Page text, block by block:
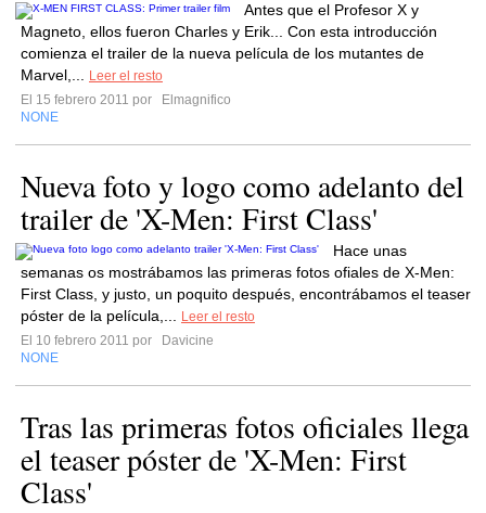
Antes que el Profesor X y
Magneto, ellos fueron Charles y Erik... Con esta introducción
comienza el trailer de la nueva película de los mutantes de
Marvel,...
Leer el resto
El 15 febrero 2011 por
Elmagnifico
NONE
Nueva foto y logo como adelanto del
trailer de 'X-Men: First Class'
Hace unas
semanas os mostrábamos las primeras fotos ofiales de X-Men:
First Class, y justo, un poquito después, encontrábamos el teaser
póster de la película,...
Leer el resto
El 10 febrero 2011 por
Davicine
NONE
Tras las primeras fotos oficiales llega
el teaser póster de 'X-Men: First
Class'